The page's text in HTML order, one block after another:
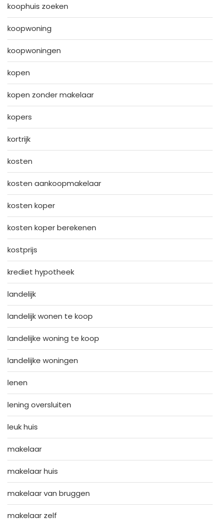
koophuis zoeken
koopwoning
koopwoningen
kopen
kopen zonder makelaar
kopers
kortrijk
kosten
kosten aankoopmakelaar
kosten koper
kosten koper berekenen
kostprijs
krediet hypotheek
landelijk
landelijk wonen te koop
landelijke woning te koop
landelijke woningen
lenen
lening oversluiten
leuk huis
makelaar
makelaar huis
makelaar van bruggen
makelaar zelf